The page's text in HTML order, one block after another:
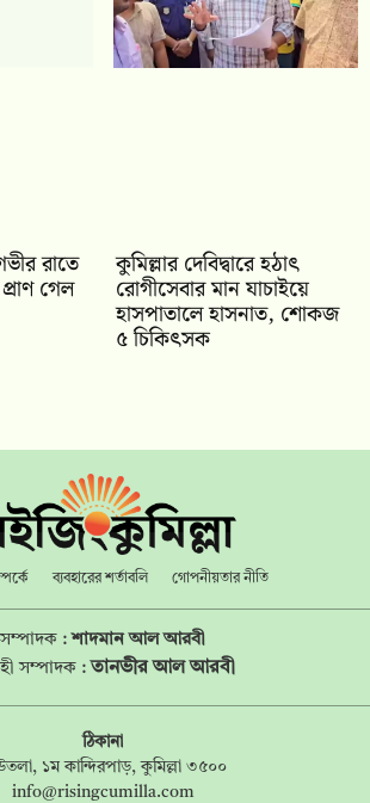
রাতে
গেল
কুমিল্লার দেবিদ্বারে হঠাৎ
রোগীসেবার মান যাচাইয়ে
হাসপাতালে হাসনাত, শোকজ
৫ চিকিৎসক
ব্যবহারের শর্তাবলি গোপনীয়তার নীতি
সম্পাদক :শাদমান আল আরবী
সম্পাদক : তানভীর আল আরবী
ঠিকানা
১ম কান্দিরপাড়, কুমিল্লা ৩৫০০
info@risingcumilla.com